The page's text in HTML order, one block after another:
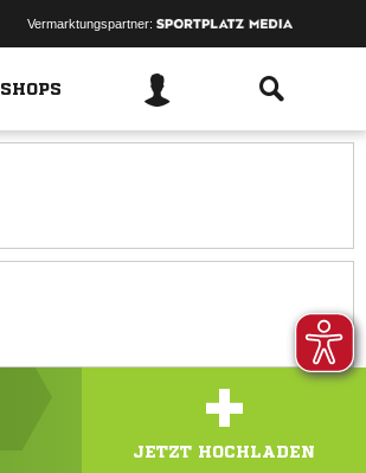
Vermarktungspartner:
SHOPS
+
JETZT HOCHLADEN